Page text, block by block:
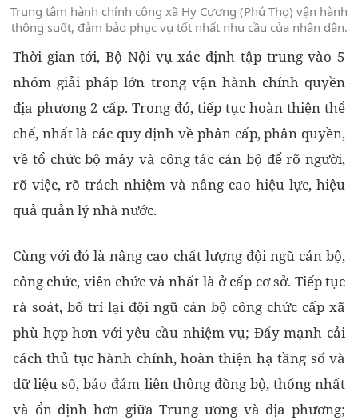
Trung tâm hành chính công xã Hy Cương (Phú Thọ) vận hành
thông suốt, đảm bảo phục vụ tốt nhất nhu cầu của nhân dân.
Thời gian tới, Bộ Nội vụ xác định tập trung vào 5
nhóm giải pháp lớn trong vận hành chính quyền
địa phương 2 cấp. Trong đó, tiếp tục hoàn thiện thể
chế, nhất là các quy định về phân cấp, phân quyền,
về tổ chức bộ máy và công tác cán bộ để rõ người,
rõ việc, rõ trách nhiệm và nâng cao hiệu lực, hiệu
quả quản lý nhà nước.
Cùng với đó là nâng cao chất lượng đội ngũ cán bộ,
công chức, viên chức và nhất là ở cấp cơ sở. Tiếp tục
rà soát, bố trí lại đội ngũ cán bộ công chức cấp xã
phù hợp hơn với yêu cầu nhiệm vụ; Đẩy mạnh cải
cách thủ tục hành chính, hoàn thiện hạ tầng số và
dữ liệu số, bảo đảm liên thông đồng bộ, thống nhất
và ổn định hơn giữa Trung ương và địa phương;